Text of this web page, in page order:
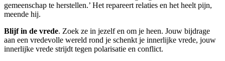
gemeenschap te herstellen.’ Het repareert relaties en het heelt pijn,
meende hij.
Blijf in de vrede. Zoek ze in jezelf en om je heen. Jouw bijdrage
aan een vredevolle wereld rond je schenkt je innerlijke vrede, jouw
innerlijke vrede strijdt tegen polarisatie en conflict.